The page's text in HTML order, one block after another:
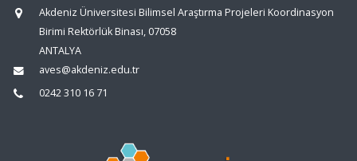
Akdeniz Üniversitesi Bilimsel Araştırma Projeleri Koordinasyon
Birimi Rektörlük Binası, 07058
ANTALYA
aves@akdeniz.edu.tr
0242 310 16 71